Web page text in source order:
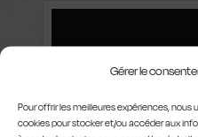
Gérer le
Pour offrir les meilleures expériences,
cookies pour stocker et/ou accéder aux